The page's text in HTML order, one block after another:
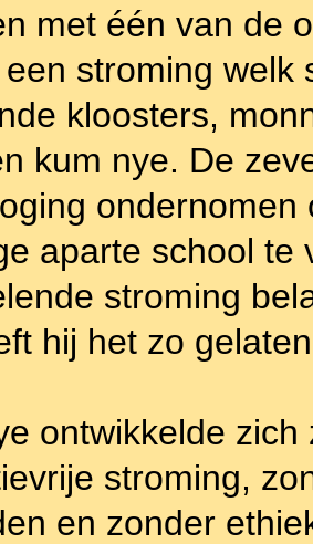
met één van de
stroming
kloosters,
kum nye. De
aparte school te
stroming
hij het zo
ontwikkelde
stroming,
en zonder